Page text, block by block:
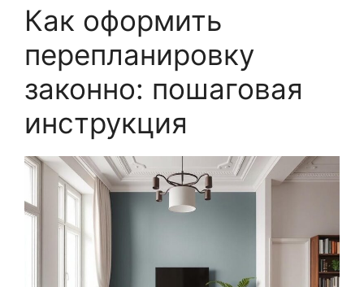
Как оформить
перепланировку
законно: пошаговая
инструкция